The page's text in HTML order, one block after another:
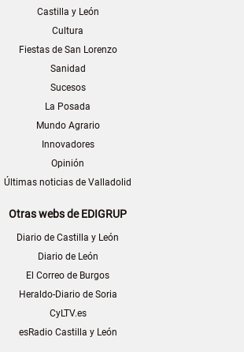
Castilla y León
Cultura
Fiestas de San Lorenzo
Sanidad
Sucesos
La Posada
Mundo Agrario
Innovadores
Opinión
Últimas noticias de Valladolid
Otras webs de EDIGRUP
Diario de Castilla y León
Diario de León
El Correo de Burgos
Heraldo-Diario de Soria
CyLTV.es
esRadio Castilla y León